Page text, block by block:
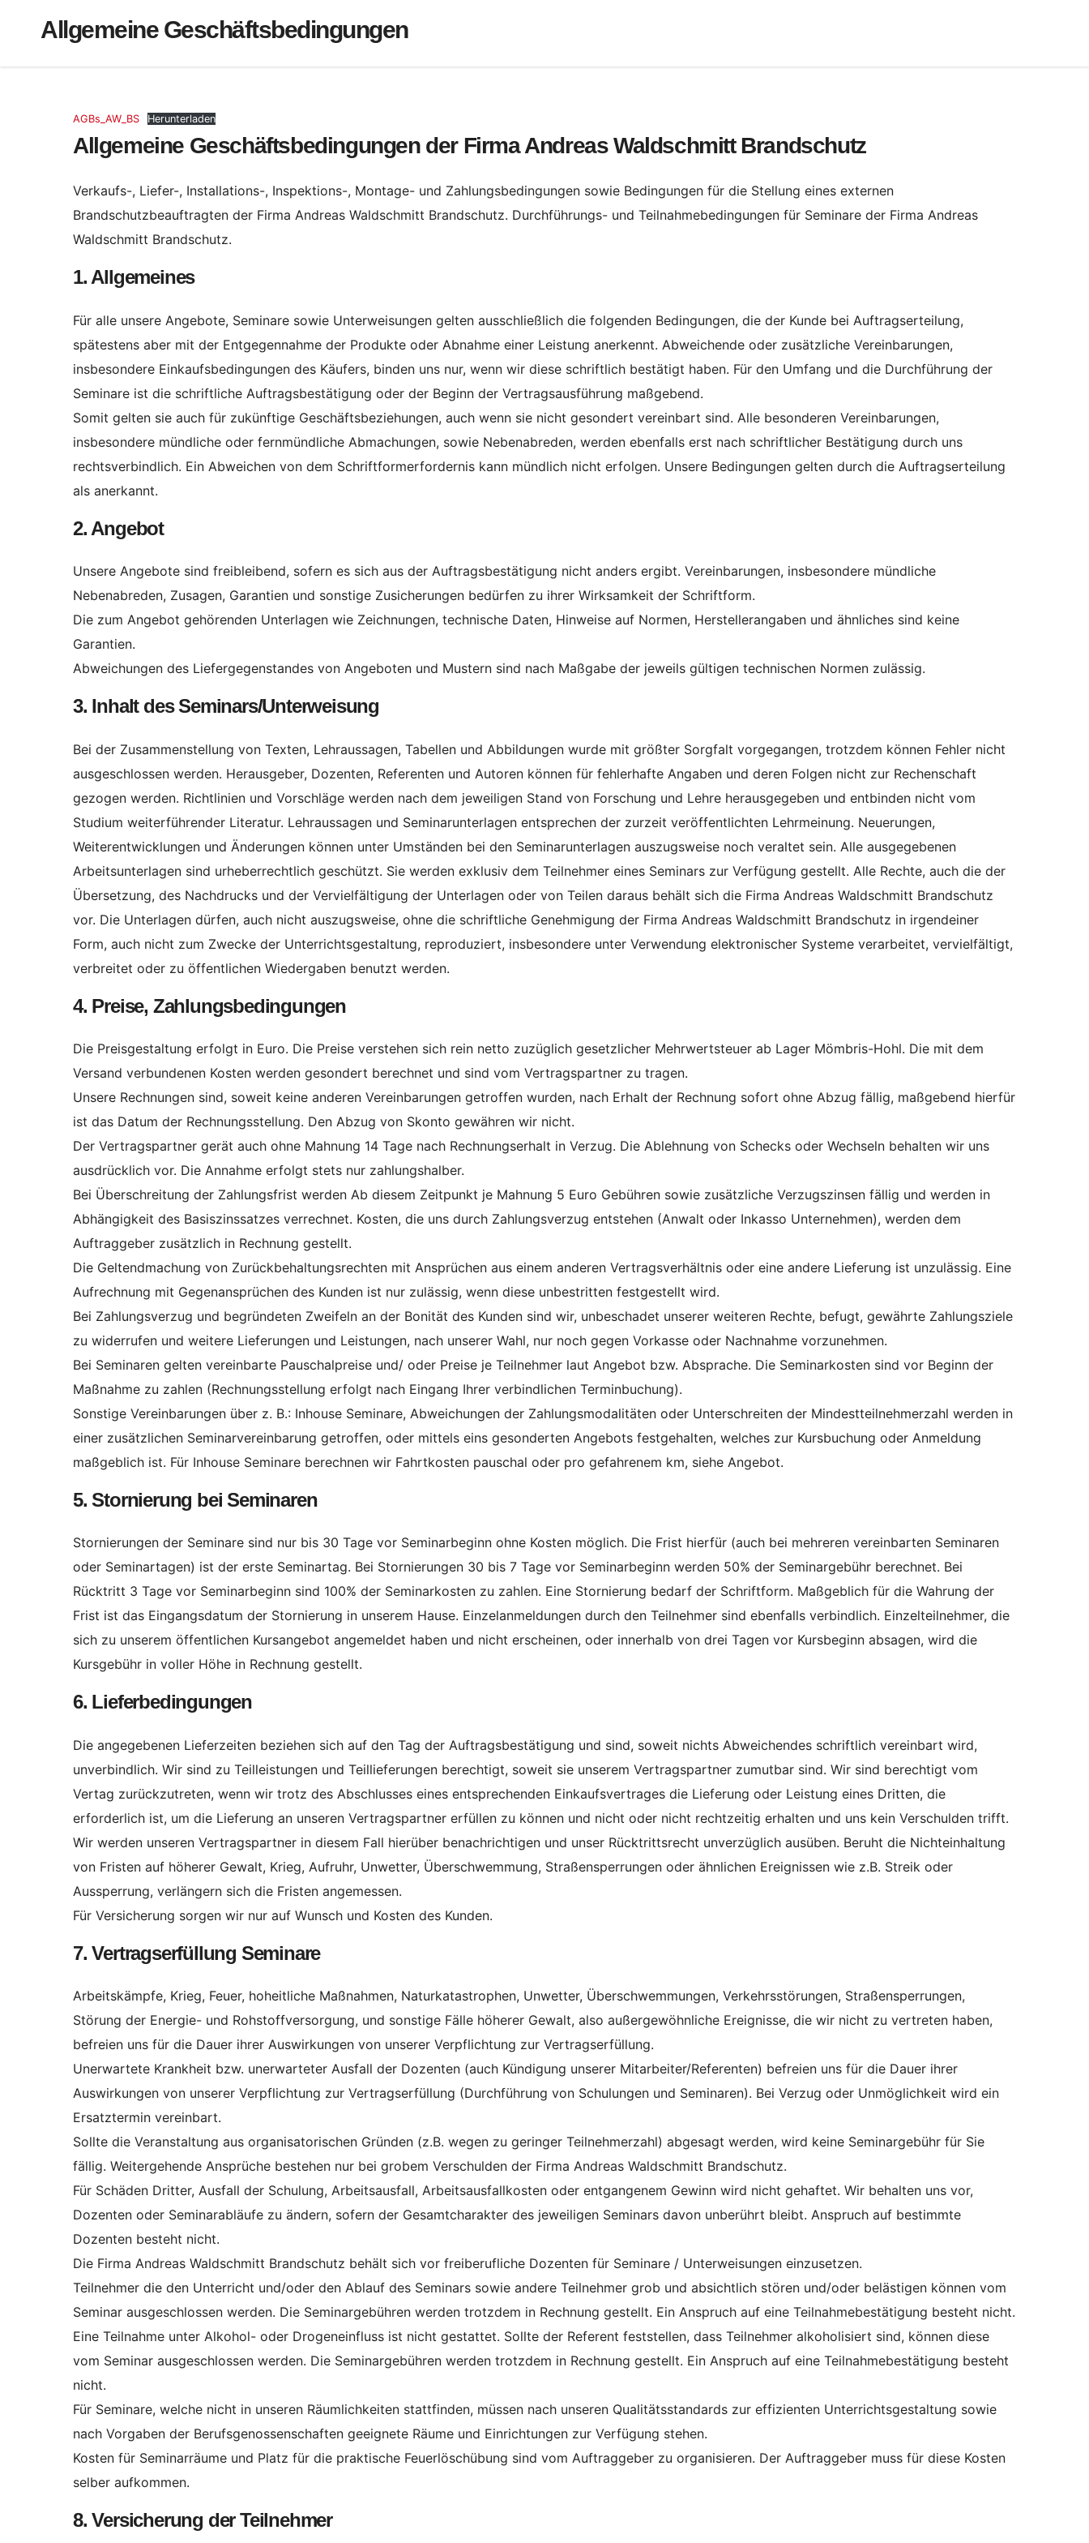
Allgemeine Geschäftsbedingungen
AGBs_AW_BS Herunterladen
Allgemeine Geschäftsbedingungen der Firma Andreas Waldschmitt Brandschutz
Verkaufs-, Liefer-, Installations-, Inspektions-, Montage- und Zahlungsbedingungen sowie Bedingungen für die Stellung eines externen
Brandschutzbeauftragten der Firma Andreas Waldschmitt Brandschutz. Durchführungs- und Teilnahmebedingungen für Seminare der Firma Andreas
Waldschmitt Brandschutz.
1. Allgemeines
Für alle unsere Angebote, Seminare sowie Unterweisungen gelten ausschließlich die folgenden Bedingungen, die der Kunde bei Auftragserteilung,
spätestens aber mit der Entgegennahme der Produkte oder Abnahme einer Leistung anerkennt. Abweichende oder zusätzliche Vereinbarungen,
insbesondere Einkaufsbedingungen des Käufers, binden uns nur, wenn wir diese schriftlich bestätigt haben. Für den Umfang und die Durchführung der
Seminare ist die schriftliche Auftragsbestätigung oder der Beginn der Vertragsausführung maßgebend.
Somit gelten sie auch für zukünftige Geschäftsbeziehungen, auch wenn sie nicht gesondert vereinbart sind. Alle besonderen Vereinbarungen,
insbesondere mündliche oder fernmündliche Abmachungen, sowie Nebenabreden, werden ebenfalls erst nach schriftlicher Bestätigung durch uns
rechtsverbindlich. Ein Abweichen von dem Schriftformerfordernis kann mündlich nicht erfolgen. Unsere Bedingungen gelten durch die Auftragserteilung
als anerkannt.
2. Angebot
Unsere Angebote sind freibleibend, sofern es sich aus der Auftragsbestätigung nicht anders ergibt. Vereinbarungen, insbesondere mündliche
Nebenabreden, Zusagen, Garantien und sonstige Zusicherungen bedürfen zu ihrer Wirksamkeit der Schriftform.
Die zum Angebot gehörenden Unterlagen wie Zeichnungen, technische Daten, Hinweise auf Normen, Herstellerangaben und ähnliches sind keine
Garantien.
Abweichungen des Liefergegenstandes von Angeboten und Mustern sind nach Maßgabe der jeweils gültigen technischen Normen zulässig.
3. Inhalt des Seminars/Unterweisung
Bei der Zusammenstellung von Texten, Lehraussagen, Tabellen und Abbildungen wurde mit größter Sorgfalt vorgegangen, trotzdem können Fehler nicht
ausgeschlossen werden. Herausgeber, Dozenten, Referenten und Autoren können für fehlerhafte Angaben und deren Folgen nicht zur Rechenschaft
gezogen werden. Richtlinien und Vorschläge werden nach dem jeweiligen Stand von Forschung und Lehre herausgegeben und entbinden nicht vom
Studium weiterführender Literatur. Lehraussagen und Seminarunterlagen entsprechen der zurzeit veröffentlichten Lehrmeinung. Neuerungen,
Weiterentwicklungen und Änderungen können unter Umständen bei den Seminarunterlagen auszugsweise noch veraltet sein. Alle ausgegebenen
Arbeitsunterlagen sind urheberrechtlich geschützt. Sie werden exklusiv dem Teilnehmer eines Seminars zur Verfügung gestellt. Alle Rechte, auch die der
Übersetzung, des Nachdrucks und der Vervielfältigung der Unterlagen oder von Teilen daraus behält sich die Firma Andreas Waldschmitt Brandschutz
vor. Die Unterlagen dürfen, auch nicht auszugsweise, ohne die schriftliche Genehmigung der Firma Andreas Waldschmitt Brandschutz in irgendeiner
Form, auch nicht zum Zwecke der Unterrichtsgestaltung, reproduziert, insbesondere unter Verwendung elektronischer Systeme verarbeitet, vervielfältigt,
verbreitet oder zu öffentlichen Wiedergaben benutzt werden.
4. Preise, Zahlungsbedingungen
Die Preisgestaltung erfolgt in Euro. Die Preise verstehen sich rein netto zuzüglich gesetzlicher Mehrwertsteuer ab Lager Mömbris-Hohl. Die mit dem
Versand verbundenen Kosten werden gesondert berechnet und sind vom Vertragspartner zu tragen.
Unsere Rechnungen sind, soweit keine anderen Vereinbarungen getroffen wurden, nach Erhalt der Rechnung sofort ohne Abzug fällig, maßgebend hierfür
ist das Datum der Rechnungsstellung. Den Abzug von Skonto gewähren wir nicht.
Der Vertragspartner gerät auch ohne Mahnung 14 Tage nach Rechnungserhalt in Verzug. Die Ablehnung von Schecks oder Wechseln behalten wir uns
ausdrücklich vor. Die Annahme erfolgt stets nur zahlungshalber.
Bei Überschreitung der Zahlungsfrist werden Ab diesem Zeitpunkt je Mahnung 5 Euro Gebühren sowie zusätzliche Verzugszinsen fällig und werden in
Abhängigkeit des Basiszinssatzes verrechnet. Kosten, die uns durch Zahlungsverzug entstehen (Anwalt oder Inkasso Unternehmen), werden dem
Auftraggeber zusätzlich in Rechnung gestellt.
Die Geltendmachung von Zurückbehaltungsrechten mit Ansprüchen aus einem anderen Vertragsverhältnis oder eine andere Lieferung ist unzulässig. Eine
Aufrechnung mit Gegenansprüchen des Kunden ist nur zulässig, wenn diese unbestritten festgestellt wird.
Bei Zahlungsverzug und begründeten Zweifeln an der Bonität des Kunden sind wir, unbeschadet unserer weiteren Rechte, befugt, gewährte Zahlungsziele
zu widerrufen und weitere Lieferungen und Leistungen, nach unserer Wahl, nur noch gegen Vorkasse oder Nachnahme vorzunehmen.
Bei Seminaren gelten vereinbarte Pauschalpreise und/ oder Preise je Teilnehmer laut Angebot bzw. Absprache. Die Seminarkosten sind vor Beginn der
Maßnahme zu zahlen (Rechnungsstellung erfolgt nach Eingang Ihrer verbindlichen Terminbuchung).
Sonstige Vereinbarungen über z. B.: Inhouse Seminare, Abweichungen der Zahlungsmodalitäten oder Unterschreiten der Mindestteilnehmerzahl werden in
einer zusätzlichen Seminarvereinbarung getroffen, oder mittels eins gesonderten Angebots festgehalten, welches zur Kursbuchung oder Anmeldung
maßgeblich ist. Für Inhouse Seminare berechnen wir Fahrtkosten pauschal oder pro gefahrenem km, siehe Angebot.
5. Stornierung bei Seminaren
Stornierungen der Seminare sind nur bis 30 Tage vor Seminarbeginn ohne Kosten möglich. Die Frist hierfür (auch bei mehreren vereinbarten Seminaren
oder Seminartagen) ist der erste Seminartag. Bei Stornierungen 30 bis 7 Tage vor Seminarbeginn werden 50% der Seminargebühr berechnet. Bei
Rücktritt 3 Tage vor Seminarbeginn sind 100% der Seminarkosten zu zahlen. Eine Stornierung bedarf der Schriftform. Maßgeblich für die Wahrung der
Frist ist das Eingangsdatum der Stornierung in unserem Hause. Einzelanmeldungen durch den Teilnehmer sind ebenfalls verbindlich. Einzelteilnehmer, die
sich zu unserem öffentlichen Kursangebot angemeldet haben und nicht erscheinen, oder innerhalb von drei Tagen vor Kursbeginn absagen, wird die
Kursgebühr in voller Höhe in Rechnung gestellt.
6. Lieferbedingungen
Die angegebenen Lieferzeiten beziehen sich auf den Tag der Auftragsbestätigung und sind, soweit nichts Abweichendes schriftlich vereinbart wird,
unverbindlich. Wir sind zu Teilleistungen und Teillieferungen berechtigt, soweit sie unserem Vertragspartner zumutbar sind. Wir sind berechtigt vom
Vertag zurückzutreten, wenn wir trotz des Abschlusses eines entsprechenden Einkaufsvertrages die Lieferung oder Leistung eines Dritten, die
erforderlich ist, um die Lieferung an unseren Vertragspartner erfüllen zu können und nicht oder nicht rechtzeitig erhalten und uns kein Verschulden trifft.
Wir werden unseren Vertragspartner in diesem Fall hierüber benachrichtigen und unser Rücktrittsrecht unverzüglich ausüben. Beruht die Nichteinhaltung
von Fristen auf höherer Gewalt, Krieg, Aufruhr, Unwetter, Überschwemmung, Straßensperrungen oder ähnlichen Ereignissen wie z.B. Streik oder
Aussperrung, verlängern sich die Fristen angemessen.
Für Versicherung sorgen wir nur auf Wunsch und Kosten des Kunden.
7. Vertragserfüllung Seminare
Arbeitskämpfe, Krieg, Feuer, hoheitliche Maßnahmen, Naturkatastrophen, Unwetter, Überschwemmungen, Verkehrsstörungen, Straßensperrungen,
Störung der Energie- und Rohstoffversorgung, und sonstige Fälle höherer Gewalt, also außergewöhnliche Ereignisse, die wir nicht zu vertreten haben,
befreien uns für die Dauer ihrer Auswirkungen von unserer Verpflichtung zur Vertragserfüllung.
Unerwartete Krankheit bzw. unerwarteter Ausfall der Dozenten (auch Kündigung unserer Mitarbeiter/Referenten) befreien uns für die Dauer ihrer
Auswirkungen von unserer Verpflichtung zur Vertragserfüllung (Durchführung von Schulungen und Seminaren). Bei Verzug oder Unmöglichkeit wird ein
Ersatztermin vereinbart.
Sollte die Veranstaltung aus organisatorischen Gründen (z.B. wegen zu geringer Teilnehmerzahl) abgesagt werden, wird keine Seminargebühr für Sie
fällig. Weitergehende Ansprüche bestehen nur bei grobem Verschulden der Firma Andreas Waldschmitt Brandschutz.
Für Schäden Dritter, Ausfall der Schulung, Arbeitsausfall, Arbeitsausfallkosten oder entgangenem Gewinn wird nicht gehaftet. Wir behalten uns vor,
Dozenten oder Seminarabläufe zu ändern, sofern der Gesamtcharakter des jeweiligen Seminars davon unberührt bleibt. Anspruch auf bestimmte
Dozenten besteht nicht.
Die Firma Andreas Waldschmitt Brandschutz behält sich vor freiberufliche Dozenten für Seminare / Unterweisungen einzusetzen.
Teilnehmer die den Unterricht und/oder den Ablauf des Seminars sowie andere Teilnehmer grob und absichtlich stören und/oder belästigen können vom
Seminar ausgeschlossen werden. Die Seminargebühren werden trotzdem in Rechnung gestellt. Ein Anspruch auf eine Teilnahmebestätigung besteht nicht.
Eine Teilnahme unter Alkohol- oder Drogeneinfluss ist nicht gestattet. Sollte der Referent feststellen, dass Teilnehmer alkoholisiert sind, können diese
vom Seminar ausgeschlossen werden. Die Seminargebühren werden trotzdem in Rechnung gestellt. Ein Anspruch auf eine Teilnahmebestätigung besteht
nicht.
Für Seminare, welche nicht in unseren Räumlichkeiten stattfinden, müssen nach unseren Qualitätsstandards zur effizienten Unterrichtsgestaltung sowie
nach Vorgaben der Berufsgenossenschaften geeignete Räume und Einrichtungen zur Verfügung stehen.
Kosten für Seminarräume und Platz für die praktische Feuerlöschübung sind vom Auftraggeber zu organisieren. Der Auftraggeber muss für diese Kosten
selber aufkommen.
8. Versicherung der Teilnehmer